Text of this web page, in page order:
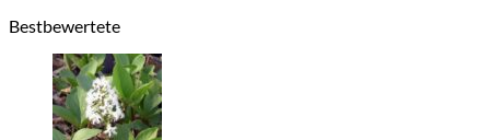
Bestbewertete